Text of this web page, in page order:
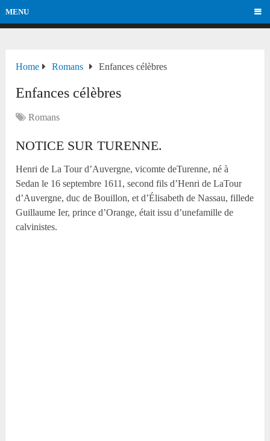
MENU
Home Romans Enfances célèbres
Enfances célèbres
Romans
NOTICE SUR TURENNE.
Henri de La Tour d’Auvergne, vicomte deTurenne, né à
Sedan le 16 septembre 1611, second fils d’Henri de LaTour
d’Auvergne, duc de Bouillon, et d’Élisabeth de Nassau, fillede
Guillaume Ier, prince d’Orange, était issu d’unefamille de
calvinistes.